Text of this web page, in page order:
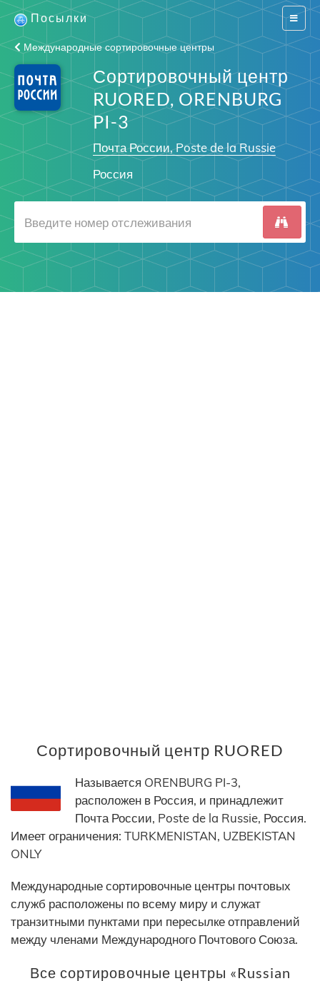
Switch
Посылки
Международные сортировочные центры
Сортировочный центр
RUORED, ORENBURG
PI-3
Почта России, Poste de la Russie
Россия
Сортировочный центр RUORED
Называется ORENBURG PI-3,
расположен в Россия, и принадлежит
Почта России, Poste de la Russie, Россия.
Имеет ограничения: TURKMENISTAN, UZBEKISTAN
ONLY
Международные сортировочные центры почтовых
служб расположены по всему миру и служат
транзитными пунктами при пересылке отправлений
между членами Международного Почтового Союза.
Все сортировочные центры «Russian